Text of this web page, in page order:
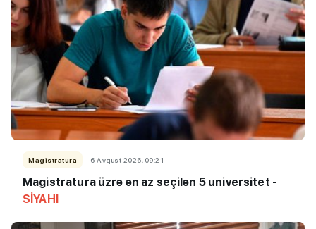
Magistratura 6 Avqust 2026, 09:21
Magistratura üzrə ən az seçilən 5 universitet -
SİYAHI